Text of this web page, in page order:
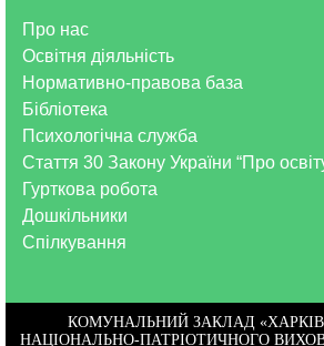
Про нас
Освітня діяльність
Нормативно-правова база
Бібліотека
Психологічна служба
Стаття 30 Закону України “Про
Гурткова робота
Дошкільники
Спілкування
КОМУНАЛЬНИЙ ЗАКЛАД
НАЦІОНАЛЬНО-ПАТРІОТИЧНОГО